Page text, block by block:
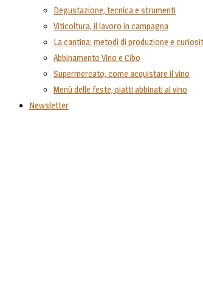
Degustazione, tecnica e strumenti
Viticoltura, il lavoro in campagna
La cantina: metodi di produzione e
Abbinamento Vino e Cibo
Supermercato, come acquistare il vino
Menù delle feste, piatti abbinati al vino
Newsletter